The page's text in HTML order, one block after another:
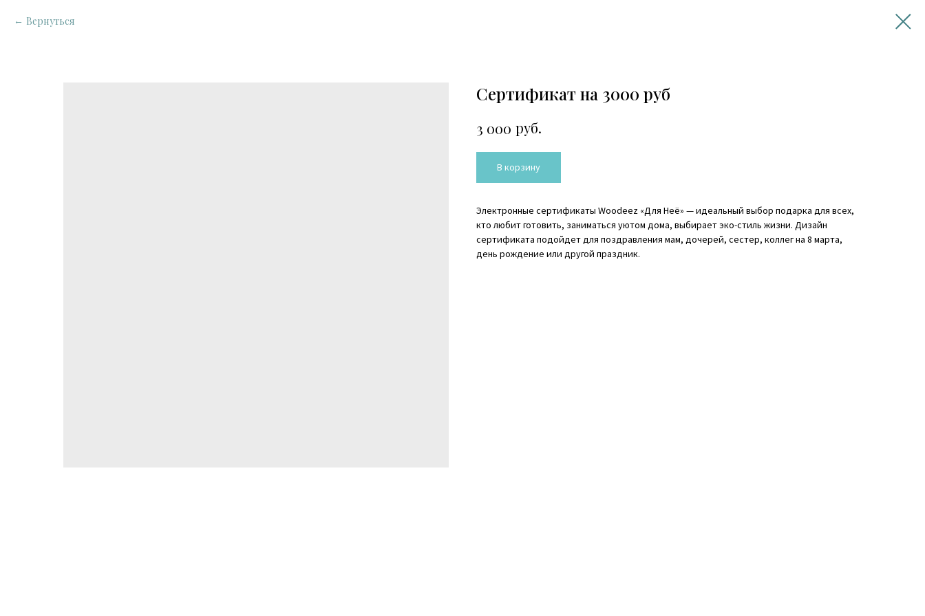
Вернуться
Сертификат на 3000 руб
3 000 руб.
В корзину
Электронные сертификаты Woodeez «Для Неё» — идеальный выбор подарка для всех,
кто любит готовить, заниматься уютом дома, выбирает эко-стиль жизни. Дизайн
сертификата подойдет для поздравления мам, дочерей, сестер, коллег на 8 марта,
день рождение или другой праздник.